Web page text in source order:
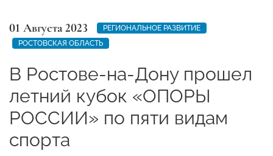
01 Августа 2023
РЕГИОНАЛЬНОЕ РАЗВИТИЕ
РОСТОВСКАЯ ОБЛАСТЬ
В Ростове-на-Дону прошел
летний кубок «ОПОРЫ
РОССИИ» по пяти видам
спорта